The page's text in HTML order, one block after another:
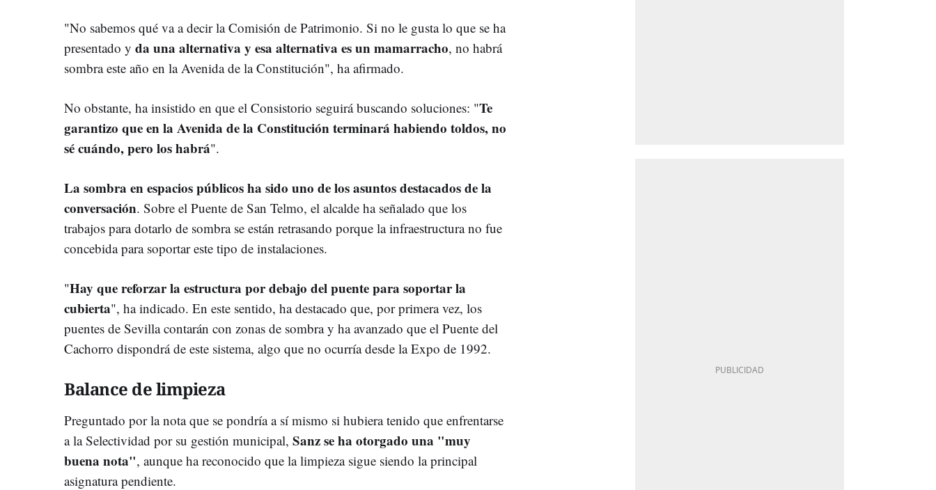
"No sabemos qué va a decir la Comisión de Patrimonio. Si no le gusta lo que se ha
presentado y da una alternativa y esa alternativa es un mamarracho, no habrá
sombra este año en la Avenida de la Constitución", ha afirmado.
No obstante, ha insistido en que el Consistorio seguirá buscando soluciones: "Te
garantizo que en la Avenida de la Constitución terminará habiendo toldos, no
sé cuándo, pero los habrá".
La sombra en espacios públicos ha sido uno de los asuntos destacados de la
conversación. Sobre el Puente de San Telmo, el alcalde ha señalado que los
trabajos para dotarlo de sombra se están retrasando porque la infraestructura no fue
concebida para soportar este tipo de instalaciones.
"Hay que reforzar la estructura por debajo del puente para soportar la
cubierta", ha indicado. En este sentido, ha destacado que, por primera vez, los
puentes de Sevilla contarán con zonas de sombra y ha avanzado que el Puente del
Cachorro dispondrá de este sistema, algo que no ocurría desde la Expo de 1992.
Balance de limpieza
Preguntado por la nota que se pondría a sí mismo si hubiera tenido que enfrentarse
a la Selectividad por su gestión municipal, Sanz se ha otorgado una "muy
buena nota", aunque ha reconocido que la limpieza sigue siendo la principal
asignatura pendiente.